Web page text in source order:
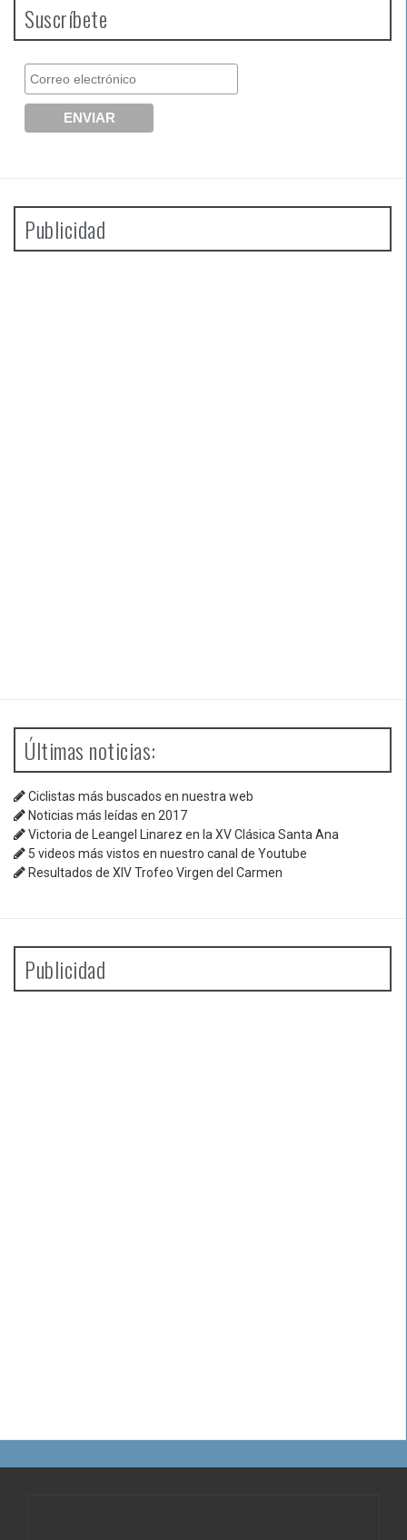
Suscríbete
Publicidad
Últimas noticias:
Ciclistas más buscados en nuestra web
Noticias más leídas en 2017
Victoria de Leangel Linarez en la XV Clásica Santa Ana
5 videos más vistos en nuestro canal de Youtube
Resultados de XIV Trofeo Virgen del Carmen
Publicidad